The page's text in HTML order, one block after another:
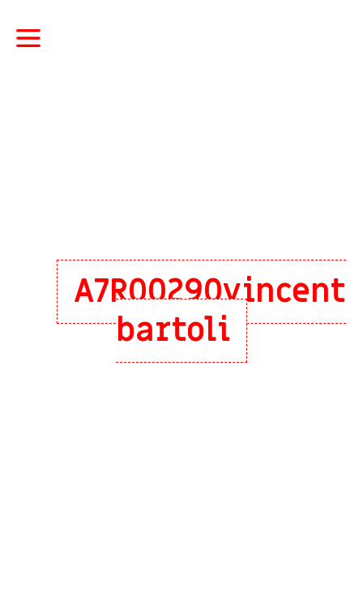
A7R00290vincent
bartoli